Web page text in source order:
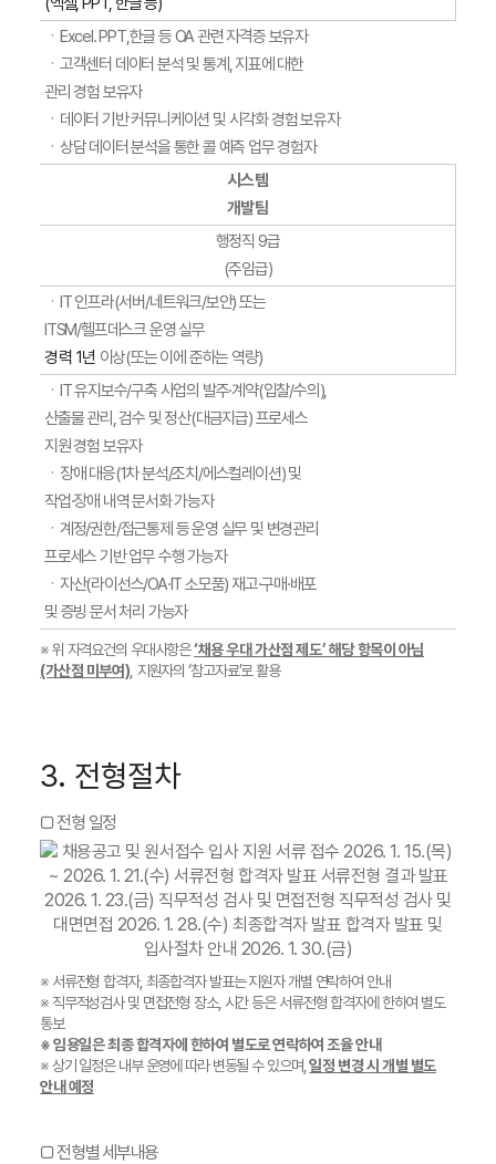
ㆍExcel. PPT,한글 등 OA 관련 자격증 보유자
ㆍ고객센터 데이터 분석 및 통계, 지표에 대한
관리 경험 보유자
ㆍ데이터 기반 커뮤니케이션 및 시각화 경험 보유자
ㆍ상담 데이터 분석을 통한 콜 예측 업무 경험자
시스템
개발팀
행정직 9급
(주임급)
ㆍIT 인프라(서버/네트워크/보안) 또는
ITSM/헬프데스크 운영 실무
경력 1년 이상(또는 이에 준하는 역량)
ㆍIT 유지보수/구축 사업의 발주·계약(입찰/수의),
산출물 관리, 검수 및 정산(대금지급) 프로세스
지원 경험 보유자
ㆍ장애 대응(1차 분석/조치/에스컬레이션) 및
작업·장애 내역 문서화 가능자
ㆍ계정/권한/접근통제 등 운영 실무 및 변경관리
프로세스 기반 업무 수행 가능자
ㆍ자산(라이선스/OA·IT 소모품) 재고·구매·배포
및 증빙 문서 처리 가능자
※ 위 자격요건의 우대사항은‘채용 우대 가산점 제도’ 해당 항목이 아님
(가산점 미부여) 지원자의 ‘참고자료’로 활용
3. 전형절차
□ 전형 일정
※ 서류전형 합격자, 최종합격자 발표는 지원자 개별 연락하여 안내
※ 직무적성검사 및 면접전형 장소, 시간 등은 서류전형 합격자에 한하여 별도
통보
※ 임용일은 최종 합격자에 한하여 별도로 연락하여 조율 안내
※ 상기 일정은 내부 운영에 따라 변동될 수 있으며,일정 변경 시 개별 별도
안내 예정
□ 전형별 세부내용